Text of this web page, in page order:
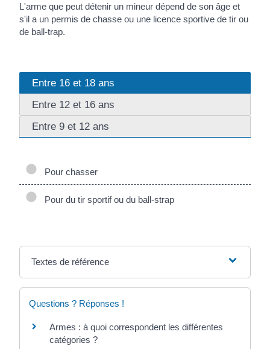
L'arme que peut détenir un mineur dépend de son âge et
s'il a un permis de chasse ou une licence sportive de tir ou
de ball-trap.
Entre 16 et 18 ans
Entre 12 et 16 ans
Entre 9 et 12 ans
Pour chasser
Pour du tir sportif ou du ball-strap
Textes de référence
Questions ? Réponses !
Armes : à quoi correspondent les différentes
catégories ?